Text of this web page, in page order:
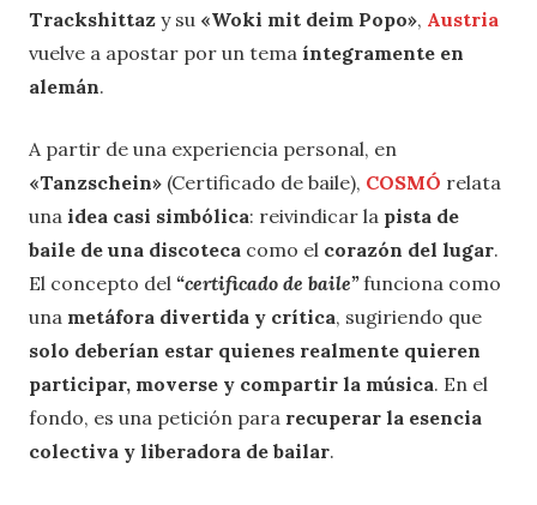
Trackshittaz y su «Woki mit deim Popo», Austria
vuelve a apostar por un tema íntegramente en
alemán.
A partir de una experiencia personal, en
«Tanzschein» (Certificado de baile), COSMÓ relata
una idea casi simbólica: reivindicar la pista de
baile de una discoteca como el corazón del lugar.
El concepto del “certificado de baile”funciona como
una metáfora divertida y crítica, sugiriendo que
solo deberían estar quienes realmente quieren
participar, moverse y compartir la música. En el
fondo, es una petición para recuperar la esencia
colectiva y liberadora de bailar.